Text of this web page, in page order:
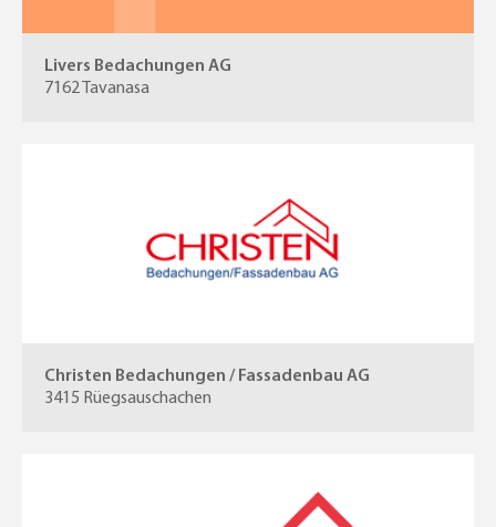
Livers Bedachungen AG
7162 Tavanasa
Christen Bedachungen / Fassadenbau AG
3415 Rüegsauschachen